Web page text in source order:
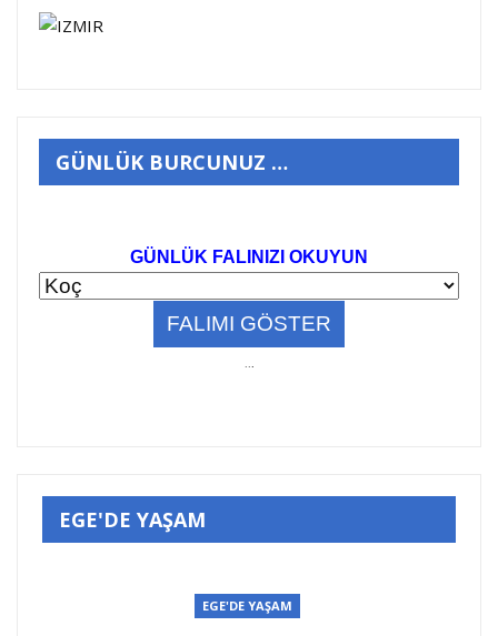
GÜNLÜK BURCUNUZ …
GÜNLÜK FALINIZI OKUYUN
...
EGE'DE YAŞAM
EGE'DE YAŞAM